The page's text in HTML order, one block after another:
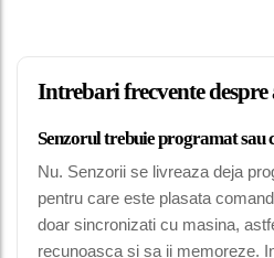
Intrebari frecvente despre
Senzorul trebuie programat sau
Nu. Senzorii se livreaza deja
pentru care este plasata
doar sincronizati cu masina,
recunoasca si sa ii memoreze.